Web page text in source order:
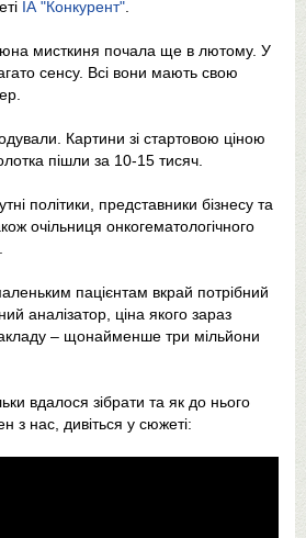
ІА "Конкурент"
мисткиня почала ще в лютому. У
сенсу. Всі вони мають свою
Картини зі стартовою ціною
пішли за 10-15 тисяч.
політики, представники бізнесу та
очільниця онкогематологічного
пацієнтам вкрай потрібний
аналізатор, ціна якого зараз
– щонайменше три мільйони
вдалося зібрати та як до нього
з нас, дивіться у сюжеті: